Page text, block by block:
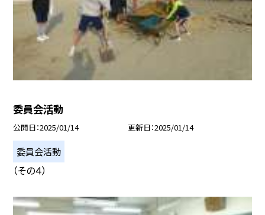
委員会活動
公開日 2025/01/14 更新日 2025/01/14
委員会活動
（その４）